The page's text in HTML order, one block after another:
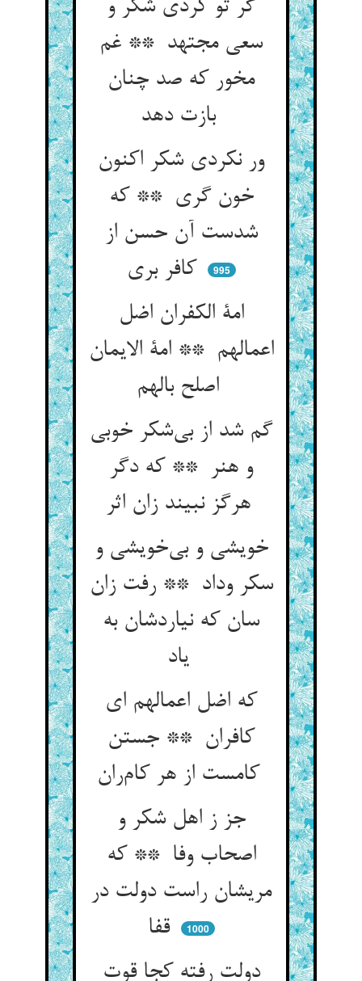
گر تو کردی شکر و
سعی مجتهد ** غم
مخور که صد چنان
بازت دهد
ور نکردی شکر اکنون
خون گری ** که
شدست آن حسن از
کافر بری
995
امة الکفران اضل
اعمالهم ** امة الایمان
گم شد از بی‌شکر خوبی
و هنر ** که دگر
هرگز نبیند زان اثر
خویشی و بی‌خویشی و
سکر وداد ** رفت زان
سان که نیاردشان به
یاد
که اضل اعمالهم ای
کافران ** جستن
کامست از هر کام‌ران
جز ز اهل شکر و
اصحاب وفا ** که
مریشان راست دولت در
قفا
1000
دولت رفته کجا قوت